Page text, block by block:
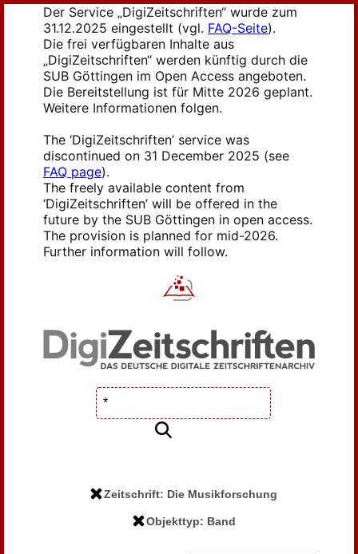
Der Service „DigiZeitschriften“ wurde zum
31.12.2025 eingestellt (vgl. FAQ-Seite).
Die frei verfügbaren Inhalte aus
„DigiZeitschriften“ werden künftig durch die
SUB Göttingen im Open Access angeboten.
Die Bereitstellung ist für Mitte 2026 geplant.
Weitere Informationen folgen.
The ‘DigiZeitschriften’ service was
discontinued on 31 December 2025 (see
FAQ page).
The freely available content from
‘DigiZeitschriften’ will be offered in the
future by the SUB Göttingen in open access.
The provision is planned for mid-2026.
Further information will follow.
Zeitschrift: Die Musikforschung
Objekttyp: Band